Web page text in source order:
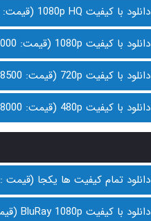
دانلود با کیفیت 1080p HQ (قیمت: 9500 تومان)
دانلود با کیفیت 1080p (قیمت: 9000 تومان)
دانلود با کیفیت 720p (قیمت: 8500 تومان)
دانلود با کیفیت 480p (قیمت: 8000 تومان)
دانلود تمام کیفیت ها یکجا (قیمت : 20.000 تومان)
دانلود با کیفیت BluRay 1080p (قیمت : 10.000 تومان)